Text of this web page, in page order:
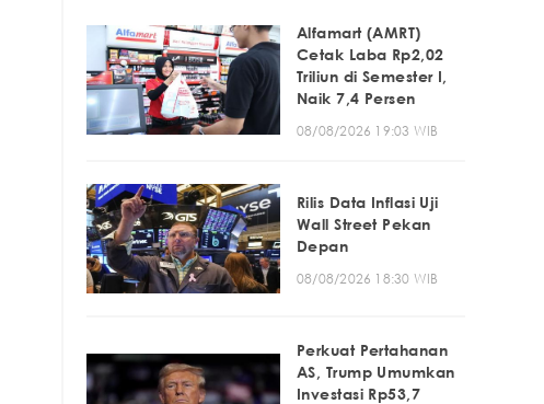
Alfamart (AMRT)
Cetak Laba Rp2,02
Triliun di Semester I,
Naik 7,4 Persen
08/08/2026 19:03 WIB
Rilis Data Inflasi Uji
Wall Street Pekan
Depan
08/08/2026 18:30 WIB
Perkuat Pertahanan
AS, Trump Umumkan
Investasi Rp53,7